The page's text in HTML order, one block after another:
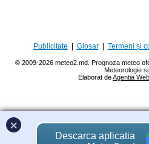
Publicitate Glosar| Termeni și
© 2009-2026 meteo2.md. Prognoza meteo
Meteorologie
Elaborat deAgentia
×
Descarca aplicatia